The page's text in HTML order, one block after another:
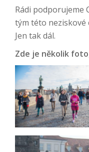
Rádi podporujeme
tým této neziskové
Jen tak dál.
Zde je několik